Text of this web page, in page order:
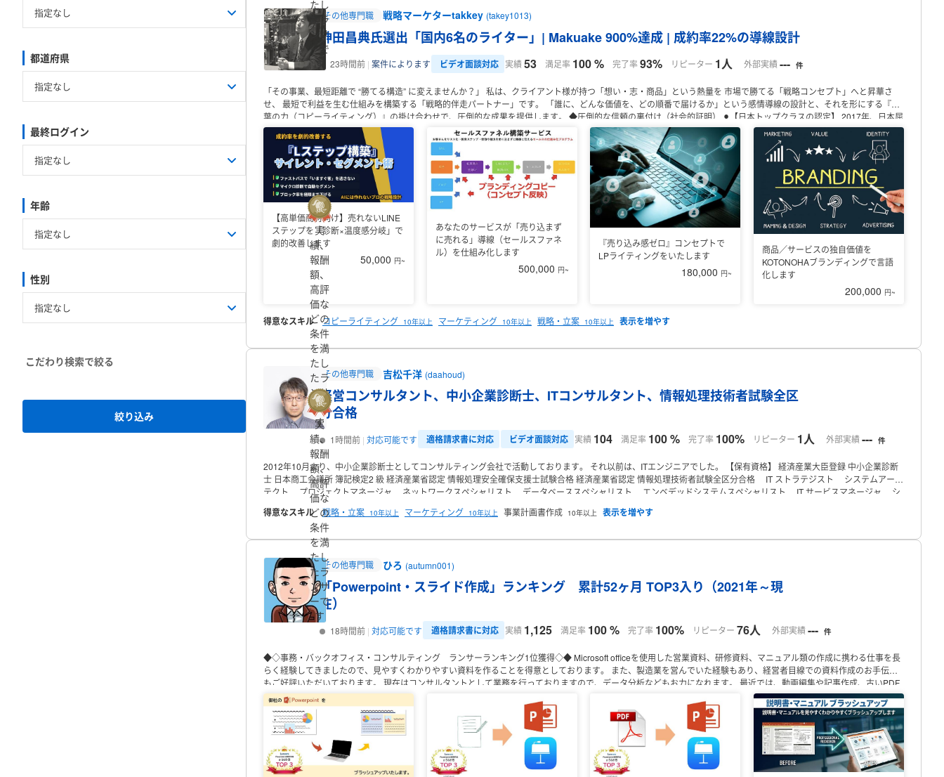
都道府県
指定なし
岩手県 宮城県 秋田県 山形県
福島県
群馬県 埼玉県 千葉県
神奈川県
新潟県
富山県 石川県 福井県 山梨県
長野県
愛知県
三重県
大阪府 兵庫県 奈良県
島根県 岡山県 広島県 山口県 徳島県
高知県
福岡県
佐賀県 長崎県 熊本県 大分県 宮崎県 鹿児島県 沖縄県 日本国外
最終ログイン
年齢
性別
こだわり検索
絞り込み
たし
たラ
ンサ
ーで
す
その他専門職 戦略マーケターtakkey (takey1013)
神田昌典氏選出「国内6名のライター」| Makuake 900%達成 | 成約率22%の導線設計
23時間前 案件によります ビデオ面談対応 実績53 満足率 100 % 完了率 93% リピーター 1人 外部実績--- 件
「その事業、最短距離で “勝てる構造” に変えませんか？」 私は、クライアント様が持つ「想い・志・商品」という熱量を 市場で勝てる「戦略コンセプト」へと昇華さ
せ、
最短で利益を生む仕組みを構築する「戦略的伴走パートナー」です。
「誰に、どんな価値を、どの順番で届けるか」という感情導線の設計と、それを形にする『言
葉の力（コピーライティング）』の掛け合わせで、圧倒的な成果を提供します。
◆圧倒的な信頼の裏付け（社会的証明）
⚫︎【日本トップクラスの認定】 2017年、日本屈
指のマーケター神田昌典氏により、日本でわずか6名のライティングチーム・メンバーに選出。⚫︎【世界的権威とのプロジェクト】 2020年、伝説のマーケター ジェイ・
エイブラハム氏の著書『LEGACY』日本展開のプロモーションに参画。⚫︎教育・エンタメ系オンラインサロン新規立ち上げ： SNS・広告からの集客導線を設計し、初動
1ヶ月で82名を獲得（成約率22%）
⚫︎投資・B2B向けリード獲得ファネル改善： YouTube・広告からの流入〜個別相談の導線改善により、成約率を2.7倍に向上。◆私が
提供できる「3つの解決策」① 戦略コンセプト・差別化設計 「中学生でもわかる、かつ競合が真似できない」独自の切り口を創出。
月商2,000万円規模の投資事業のフ
ァネル成約率2.7倍向上、売上1.4倍を達成した戦略構築など、大規模プロジェクトのディレクションも得意としております。② 「成約への最短距離」を作る導線設計
告、SNS、YouTubeなどの点在する媒体を一本の線に繋げ、「現代の勝ちパターン」を構築。LPの原稿作成から、LINE等への誘導まで一貫して設計します。③ 利益を
最大化させる「言葉の武器化」神田昌典氏に認められたセールスライティングを駆使し、読者の心理的拒絶を解き、「これしかない」と思わせる販促文章を構築しま
す。◆コンサルティング・サポート内容 ・差別化、テーマ、理想の顧客の絞り込み（ペルソナ再定義）・ブランディング、イベント・新商品企画
・プロセスエコノミー
（共創）を軸にしたファン化戦略 ・LP（ランディングページ）・各種販促文章の構成・執筆・添削・SNS（X、YouTube、Instagram）の戦略的運用指導
※ご相談はメッ
セージでお受けしますが、現在全員の方々のご案件に応える余裕がないことをご了承ください。
【高単価商材向け】売れないLINE
ステップを「診断×温度感分岐」で
劇的改善します
50,000 円~
あなたのサービスが「売り込まず
に売れる」導線（セールスファネ
ル）を仕組み化します
500,000 円~
『売り込み感ゼロ』コンセプトで
LPライティングをいたします
180,000 円~
商品／サービスの独自価値を
KOTONOHAブランディングで言語
化します
200,000 円~
得意なスキル コピーライティング 10年以上 マーケティング 10年以上 戦略・立案 10年以上
実
績、
報酬
額、
高評
価な
どの
条件
を満
たし
たラ
ンサ
ーで
す
その他専門職 吉松千洋 (daahoud)
経営コンサルタント、中小企業診断士、ITコンサルタント、情報処理技術者試験全区
分合格
1時間前 対応可能です 適格請求書に対応 ビデオ面談対応 実績 104 満足率 100 % 完了率 100% リピーター 1人 外部実績--- 件
2012年10月より、中小企業診断士としてコンサルティング会社で活動しております。 それ以前は、ITエンジニアでした。 【保有資格】
経済産業大臣登録 中小企業診断
士 日本商工会議所 簿記検定2 級 経済産業省認定 情報処理安全確保支援士試験合格経済産業省認定 情報処理技術者試験全区分合格 IT ストラテジスト
システムアーキ
テクト
プロジェクトマネージャ ネットワークスペシャリスト データベーススペシャリスト エンベデッドシステムスペシャリスト IT サービスマネージャ
シ
ステム監査技術者
DeveloperOracle Certified Java Programmer, Gold SE 7【現在の業務内容】・経営コンサルティング・ITコンサルティング
得意なスキル 戦略・立案 10年以上 マーケティング 10年以上 事業計画書作成 10年以上
実
績、
報酬
額、
高評
価な
どの
条件
を満
たし
たラ
ンサ
ーで
す
その他専門職 ひろ (autumn001)
「Powerpoint・スライド作成」ランキング 累計52ヶ月 TOP3入り（2021年～現
在）
18時間前 対応可能です 適格請求書に対応 実績 1,125 満足率 100 % 完了率 100% リピーター 76人 外部実績--- 件
◆◇事務・バックオフィス・コンサルティング ランサーランキング1位獲得◇◆ Microsoft officeを使用した営業資料、研修資料、マニュアル類の作成に携わる仕事を長
らく経験してきましたので、見やすくわかりやすい資料を作ることを得意としております。
また、製造業を営んでいた経験もあり、経営者目線での資料作成のお手伝い
もご好評いただいております。
現在はコンサルタントとして業務を行っておりますので、データ分析などもお力になれます。
最近では、動画編集や記事作成、古いPDF
データの文字起こしなども多くご依頼いただいております。まずはお気軽にご相談ください。
・会社説明会用資料・社内研修資料・
セミナー用のプレゼン資料・チラシ各種 ・コンサルタント業の方が使用される各種資料 ・新サービスの社内プレゼン用資料・システム操作
マニュアル
・動画編集など ■活動時間/連絡について 深夜の時間帯を除き、基本的にはいつでも連絡は可能です。
納品に関してはできる限り素早い対応を
心掛けておりますが、状況によってはお時間をいただくこともあると存じます。確実に対応可能な納期を提示いたしますので、都度ご相談しながら進めていければと考え
ております。ご興味を持っていただけましたら、ぜひお気軽にご相談ください。